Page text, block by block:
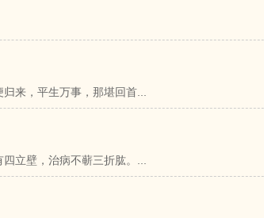
来，平生万事，那堪回首...
立壁，治病不蕲三折肱。...